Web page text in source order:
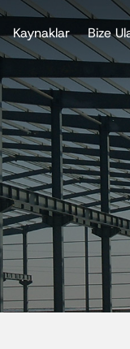
Kaynaklar Bize